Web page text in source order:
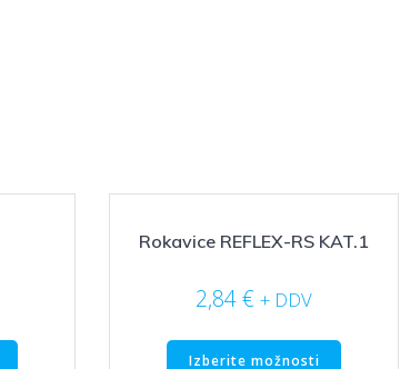
Ta
Rokavice REFLEX-RS KAT.1
2,84€ + DDV
Izberite možnosti
Ta